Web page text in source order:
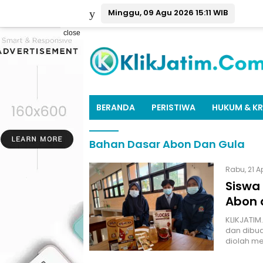
Minggu, 09 Agu 2026 15:11 WIB
close
BERANDA PERISTIWA HUKUM &
Bahan Dasar Abon Dan Gula
Rabu, 21
Abon
dan
diolah